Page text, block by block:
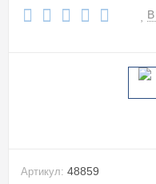
Артикул: 48859